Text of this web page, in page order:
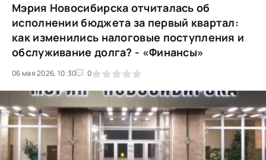
Мэрия Новосибирска отчиталась об
исполнении бюджета за первый квартал:
как изменились налоговые поступления и
обслуживание долга? - «Финансы»
06 мая 2026, 10:30 0
1 2 3 4 5